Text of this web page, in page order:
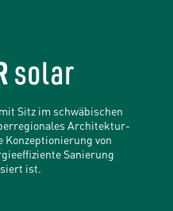
Sitz im schwäbischen
Architektur-
Konzeptionierung von
Sanierung
ist.